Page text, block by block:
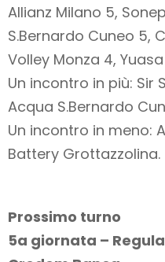
Allianz Milano 5,
S.Bernardo Cuneo 5,
Volley Monza 4,
Un incontro in più: Sir
Acqua S.Bernardo
Un incontro in meno:
Battery Grottazzolina.
Prossimo turno
5a giornata –